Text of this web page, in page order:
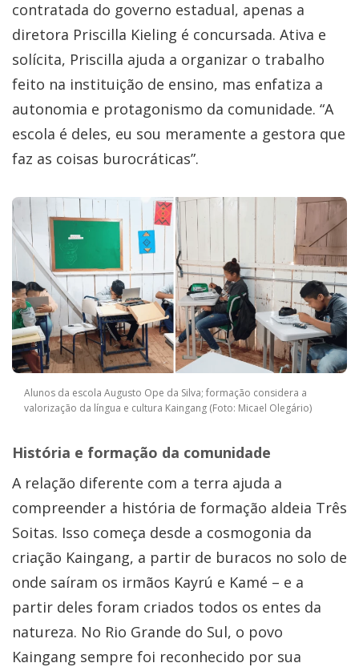
contratada do governo estadual, apenas a
diretora Priscilla Kieling é concursada. Ativa e
solícita, Priscilla ajuda a organizar o trabalho
feito na instituição de ensino, mas enfatiza a
autonomia e protagonismo da comunidade. “A
escola é deles, eu sou meramente a gestora que
faz as coisas burocráticas”.
Alunos da escola Augusto Ope da Silva; formação considera a
valorização da língua e cultura Kaingang (Foto: Micael Olegário)
História e formação da comunidade
A relação diferente com a terra ajuda a
compreender a história de formação aldeia Três
Soitas. Isso começa desde a cosmogonia da
criação Kaingang, a partir de buracos no solo de
onde saíram os irmãos Kayrú e Kamé – e a
partir deles foram criados todos os entes da
natureza. No Rio Grande do Sul, o povo
Kaingang sempre foi reconhecido por sua